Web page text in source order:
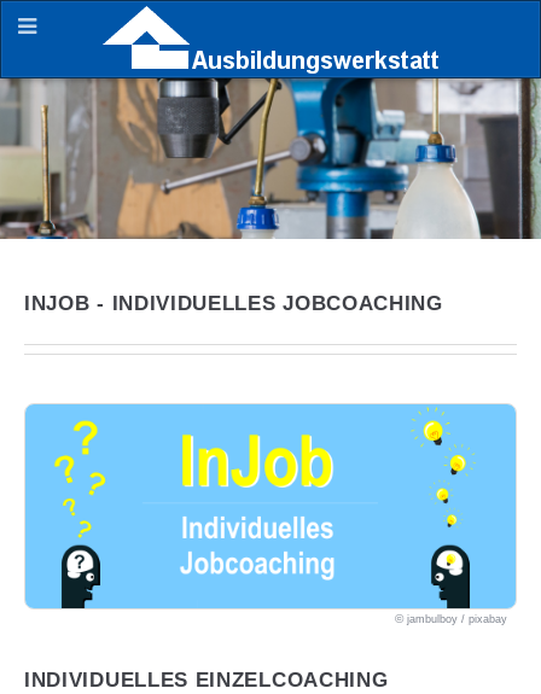
INJOB - INDIVIDUELLES JOBCOACHING
jambulboy / pixabay
INDIVIDUELLES EINZELCOACHING